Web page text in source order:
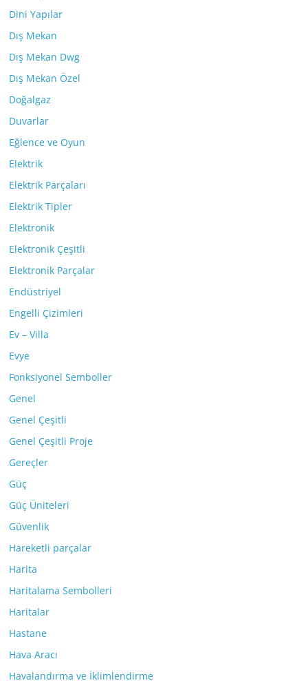
Dini Yapılar
Dış Mekan
Dış Mekan Dwg
Dış Mekan Özel
Doğalgaz
Duvarlar
Eğlence ve Oyun
Elektrik
Elektrik Parçaları
Elektrik Tipler
Elektronik
Elektronik Çeşitli
Elektronik Parçalar
Endüstriyel
Engelli Çizimleri
Ev – Villa
Evye
Fonksiyonel Semboller
Genel
Genel Çeşitli
Genel Çeşitli Proje
Gereçler
Güç
Güç Üniteleri
Güvenlik
Hareketli parçalar
Harita
Haritalama Sembolleri
Haritalar
Hastane
Hava Aracı
Havalandırma ve İklimlendirme